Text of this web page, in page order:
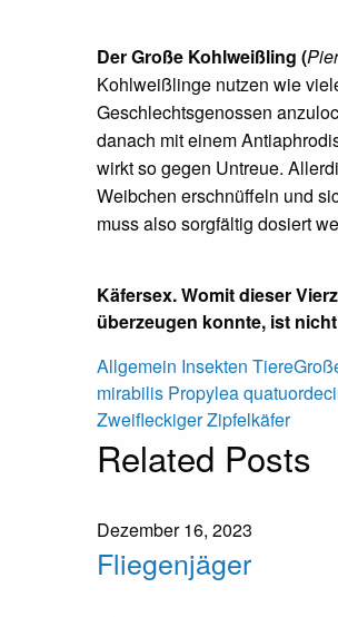
Der Große Kohlweißling (
Kohlweißlinge nutzen wie
Geschlechtsgenossen
danach mit einem
wirkt so gegen Untreue.
Weibchen erschnüffeln und
muss also sorgfältig dosiert
Käfersex. Womit dieser
überzeugen konnte, ist
Allgemein Insekten Tiere
mirabilis Propylea
Zweifleckiger Zipfelkäfer
Related Posts
Dezember 16, 2023
Fliegenjäger